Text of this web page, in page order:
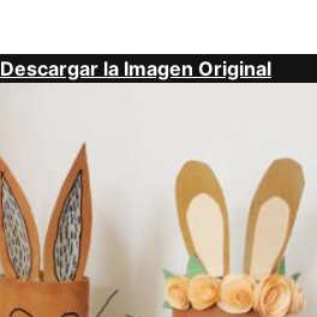
Descargar la Imagen Original